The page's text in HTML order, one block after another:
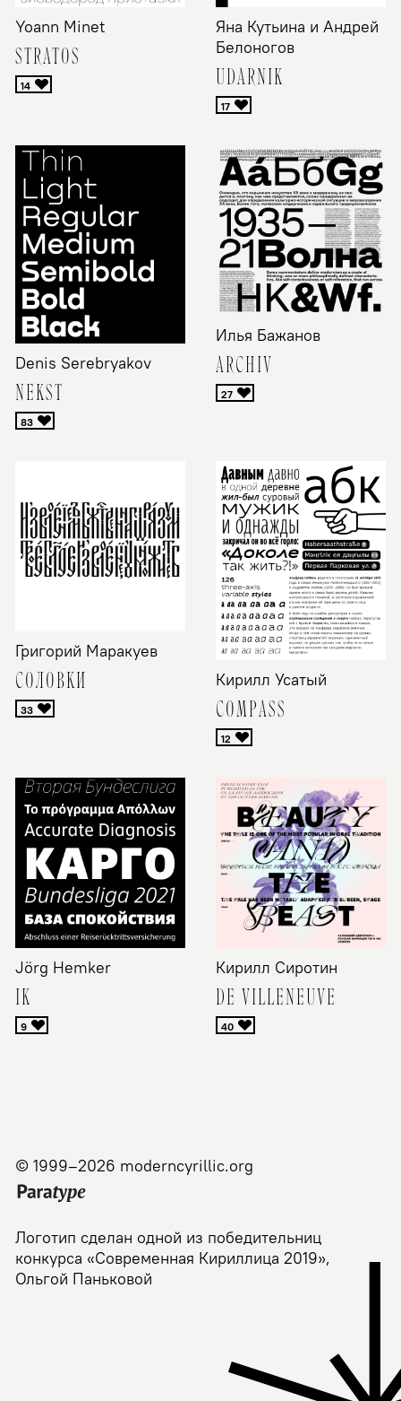
Yoann Minet
STRATOS
Яна Кутьина и Андрей
Белоногов
UDARNIK
Denis Serebryakov
NEKST
Илья Бажанов
ARCHIV
Григорий Маракуев
СОЛОВКИ Кирилл Усатый
COMPASS
Jörg Hemker
IK
Кирилл Сиротин
DE VILLENEUVE
© 1999–2026 moderncyrillic.org
Логотип сделан одной из победительниц
конкурса «Современная Кириллица 2019»,
Ольгой Паньковой